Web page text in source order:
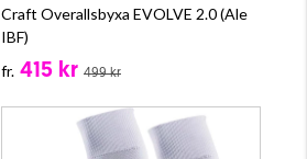
Craft Overallsbyxa EVOLVE 2.0 (Ale
IBF)
fr. 415 kr 499 kr